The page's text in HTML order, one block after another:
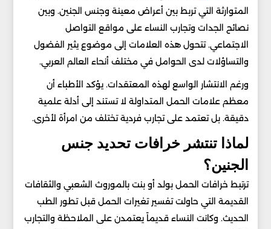
المتوارثة التي تربط بين أعراض معينة وجنس الجنين. وبين
نصائح الجدات وتجارب النساء على مواقع التواصل
الاجتماعي. تتحول هذه العلامات إلى موضوع يثير الفضول
والتساؤلات لدى الحوامل في مختلف أنحاء العالم العربي.
ورغم الانتشار الواسع لهذه المعتقدات. يؤكد الأطباء أن
معظم علامات الحمل المتداولة لا تستند إلى أدلة علمية
دقيقة. بل تعتمد على تجارب فردية تختلف من امرأة لأخرى.
لماذا تنتشر خرافات تحديد جنس
الجنين؟
ترتبط خرافات الحمل بولد أو بنت بالموروث الشعبي والثقافات
القديمة التي حاولت تفسير تغيرات الحمل قبل تطور الطب
الحديث. وكانت النساء قديماً يعتمدن على الملاحظة والتجارب